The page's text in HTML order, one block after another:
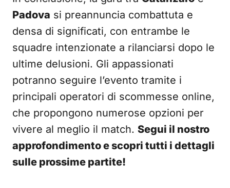
Padova si preannuncia combattuta e
densa di significati, con entrambe le
squadre intenzionate a rilanciarsi dopo le
ultime delusioni. Gli appassionati
potranno seguire l’evento tramite i
principali operatori di scommesse online,
che propongono numerose opzioni per
vivere al meglio il match. Segui il nostro
approfondimento e scopri tutti i dettagli
sulle prossime partite!